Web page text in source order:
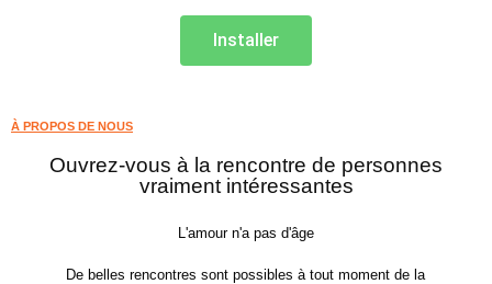
Installer
À PROPOS DE NOUS
Ouvrez-vous à la rencontre de personnes
vraiment intéressantes
L'amour n'a pas d'âge
De belles rencontres sont possibles à tout moment de la